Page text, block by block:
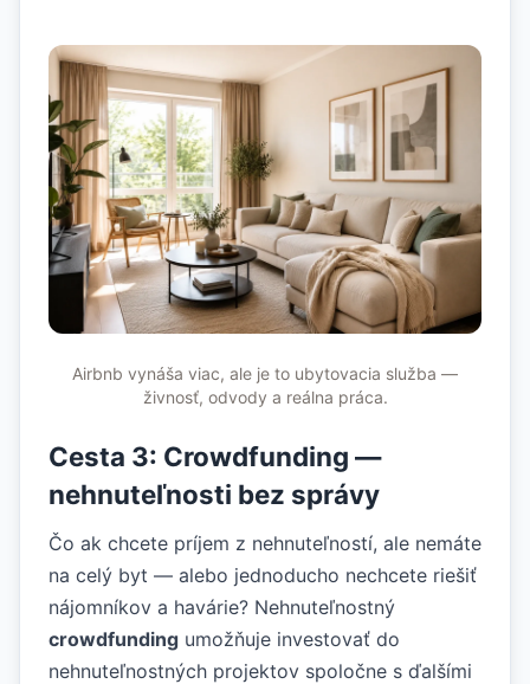
Airbnb vynáša viac, ale je to ubytovacia služba —
živnosť, odvody a reálna práca.
Cesta 3: Crowdfunding —
nehnuteľnosti bez správy
Čo ak chcete príjem z nehnuteľností, ale nemáte
na celý byt — alebo jednoducho nechcete riešiť
nájomníkov a havárie? Nehnuteľnostný
crowdfunding umožňuje investovať do
nehnuteľnostných projektov spoločne s ďalšími